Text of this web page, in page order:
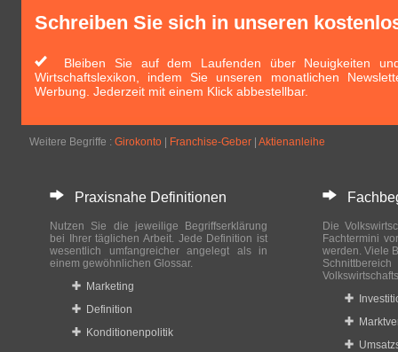
Schreiben Sie sich in unseren
Bleiben Sie auf dem Laufenden über Neuigkeiten
Wirtschaftslexikon, indem Sie unseren monatlichen
Werbung. Jederzeit mit einem Klick abbestellbar.
Weitere Begriffe : Girokonto Franchise-Geber Aktienanleihe
Praxisnahe Definitionen
Nutzen Sie die jeweilige Begriffserklärung
bei Ihrer täglichen Arbeit. Jede Definition ist
wesentlich umfangreicher angelegt als in
einem gewöhnlichen Glossar.
Marketing
Definition
Konditionenpolitik
Die
Fachtermini
werden. Viele